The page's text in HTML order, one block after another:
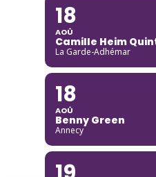
18
AOÛ
Camille Heim
La Garde-Adhémar
18
AOÛ
Benny Green
Annecy